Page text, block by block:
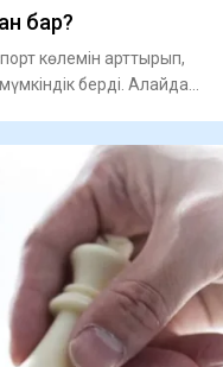
бар?
көлемін арттырып,
берді. Алайда